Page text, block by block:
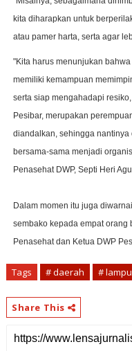
kita diharapkan untuk
atau pamer harta, serta agar
"Kita harus menunjukan
memiliki kemampuan
serta siap mengahadapi
Pesibar, merupakan
diandalkan, sehingga
bersama-sama menjadi
Penasehat DWP, Septi Heri
Dalam momen itu juga
sembako kepada empat orang
Penasehat dan Ketua DWP
Tags # daerah #
Share This